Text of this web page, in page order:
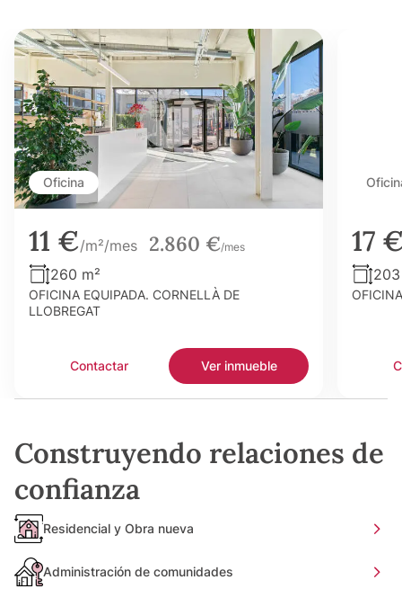
Oficina
11 €/m²/mes 2.860 €/mes
260 m²
OFICINA EQUIPADA. CORNELLÀ DE
LLOBREGAT
Contactar Ver inmueble
17
Construyendo relaciones de
confianza
Residencial y Obra nueva
Administración de comunidades